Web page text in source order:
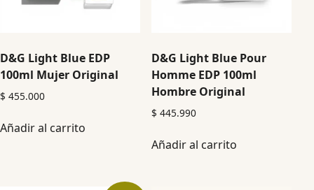
D&G Light Blue EDP
100ml Mujer Original
$ 455.000
Añadir al carrito
D&G Light Blue Pour
Homme EDP 100ml
Hombre Original
$ 445.990
Añadir al carrito